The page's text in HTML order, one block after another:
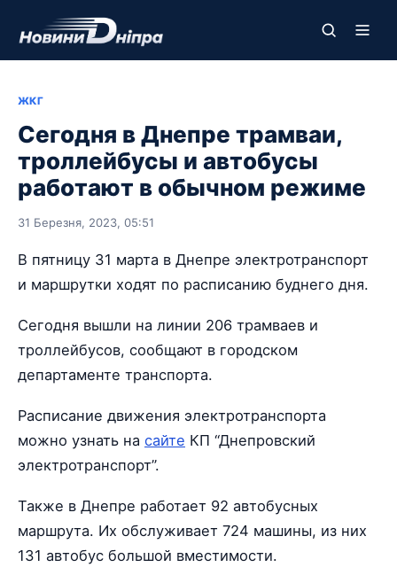
ЖКГ
Сегодня в Днепре трамваи,
троллейбусы и автобусы
работают в обычном режиме
31 Березня, 2023, 05:51
В пятницу 31 марта в Днепре электротранспорт
и маршрутки ходят по расписанию буднего дня.
Сегодня вышли на линии 206 трамваев и
троллейбусов, сообщают в городском
департаменте транспорта.
Расписание движения электротранспорта
можно узнать на сайте КП “Днепровский
электротранспорт”.
Также в Днепре работает 92 автобусных
маршрута. Их обслуживает 724 машины, из них
131 автобус большой вместимости.